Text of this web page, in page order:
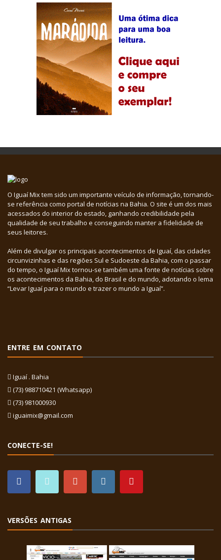
O Iguaí Mix tem sido um importante veículo de informação, tornando-
se referência como portal de notícias na Bahia. O site é um dos mais
acessados do interior do estado, ganhando credibilidade pela
qualidade de seu trabalho e conseguindo manter a fidelidade de
seus leitores.
Além de divulgar os principais acontecimentos de Iguaí, das cidades
circunvizinhas e das regiões Sul e Sudoeste da Bahia, com o passar
do tempo, o Iguaí Mix tornou-se também uma fonte de notícias sobre
os acontecimentos da Bahia, do Brasil e do mundo, adotando o lema
“Levar Iguaí para o mundo e trazer o mundo a Iguaí”.
ENTRE EM CONTATO
Iguaí . Bahia
(73) 988710421 (Whatsapp)
(73) 981000930
iguaimix@gmail.com
CONECTE-SE!
VERSÕES ANTIGAS